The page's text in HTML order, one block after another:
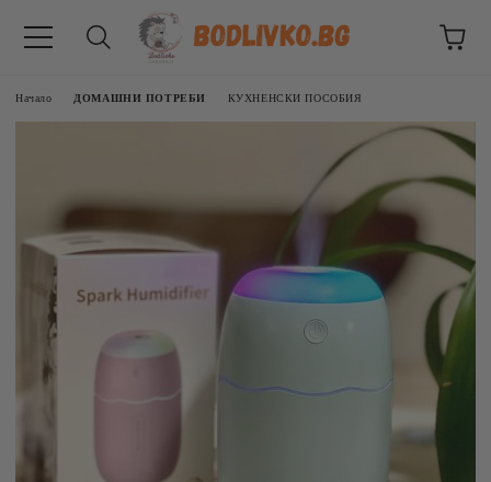
Начало ДОМАШНИ ПОТРЕБИ КУХНЕНСКИ ПОСОБИЯ